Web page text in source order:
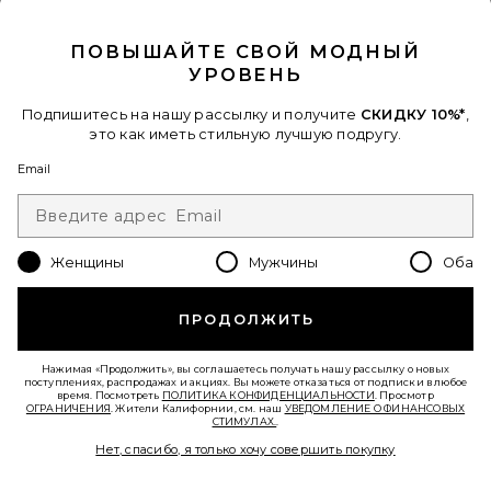
В ТРЕНДЕ СЕЙЧАС!
5 недавно продан
ПОДКОВА
ПОВЫШАЙТЕ СВОЙ МОДНЫЙ
УРОВЕНЬ
Подпишитесь на нашу рассылку и получите СКИДКУ 10%*
это как иметь стильную лучшую подругу.
Email
Женщины Мужчины Оба
ПРОДОЛЖИТЬ
Нажимая «Продолжить», вы соглашаетесь получать нашу рассылку о новых
поступлениях, распродажах и акциях. Вы можете отказаться от подписки в любое
время. Посмотреть ПОЛИТИКА КОНФИДЕНЦИАЛЬНОСТИ . Просмотр
ОГРАНИЧЕНИЯ . Жители Калифорнии, см. наш УВЕДОМЛЕНИЕ О ФИНАНСОВЫХ
СТИМУЛАХ.
Нет, спасибо, я только хочу совершить покупку